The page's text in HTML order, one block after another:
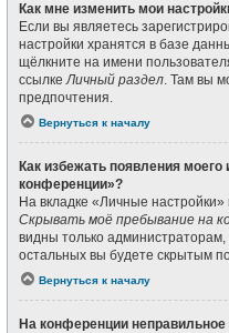
Как мне изменить мои
Если вы являетесь
настройки хранятся в базе
щёлкните на имени
ссылкеЛичный раздел. Там вы
предпочтения.
Вернуться к началу
Как избежать появления
конференции»?
На вкладке «Личные
Скрывать моё пребывание на
видны только
остальных вы будете скрытым
Вернуться к началу
На конференции